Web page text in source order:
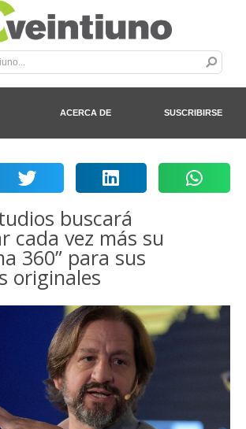
ACERCA DE SUSCRIBIRSE
buscará
cada vez más su
360” para sus
originales